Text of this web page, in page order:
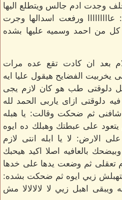
وجدت ادم جالس ويتطلع اليها
ورفعت اسدالها وجرت
من احمد وسميه عليها بشده
بعد ان كادت تقع عده مرات
يخربيت الفضايح هيقول عليا ايه
دلوقتى طب هو كان لازم يجى
دلوقتى ازاى ياربى الحمد لله
شافنى ثم ضحكت وقالت: يا هبله
على عبطتك وهبلك ده ايوه
الارض: لا يا ابله انتى لازم
بالعافيه اصلا اكيد هيحبك
تعقلى ثم وضعت يدها على خدها
زيي ايوه ثم ضحكت بشده:
ويبقى اهبل زيي لا لالالالا مش